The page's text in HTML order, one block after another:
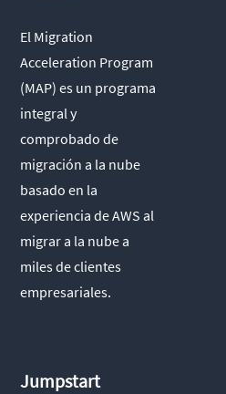
El Migration
Acceleration Program
(MAP) es un programa
integral y
comprobado de
migración a la nube
basado en la
experiencia de AWS al
migrar a la nube a
miles de clientes
empresariales.
Jumpstart